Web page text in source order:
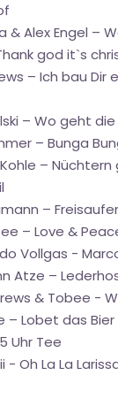
& Alex Engel –
god it`s
– Ich bau Dir
– Wo geht
– Bunga
–
–
– Love &
Vollgas -
Atze –
& Tobee -
– Lobet das Bier
Uhr Tee
- Oh La La